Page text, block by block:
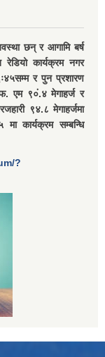
छन् र आगामि बर्ष
कार्यक्रम नगर
र पुन प्रशारण
एम ९०ं.४ मेगाहर्ज र
९४.८ मेगाहर्जमा
कार्यक्रम सम्बन्धि
?